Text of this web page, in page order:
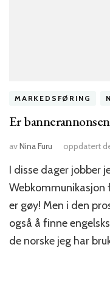
MARKEDSFØRING
Er
avNina Furu oppdatert
I disse dager jobber
er gøy! Men i den
også å finne
de norske jeg har